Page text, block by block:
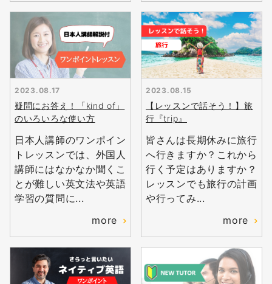
2023.08.17
疑問にお答え！「kind of」
のいろいろな使い方
日本人講師のワンポイン
トレッスンでは、外国人
講師にはなかなか聞くこ
とが難しい英文法や英語
学習の質問に...
more
2023.08.15
【レッスンで話そう！】旅
行『trip』
皆さんは長期休みに旅行
へ行きますか？これから
行く予定はありますか？
レッスンでも旅行の計画
や行ってみ...
more